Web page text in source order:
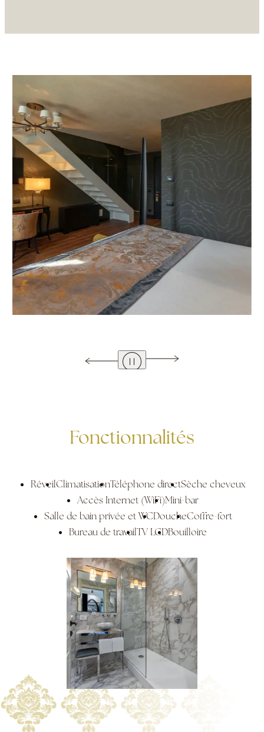
Fonctionnalités
RéveilClimatisationTéléphone directSèche cheveux
Accès Internet (WiFi)Mini-bar
Salle de bain privée et WCDoucheCoffre-fort
Bureau de travailTV LCDBouilloire